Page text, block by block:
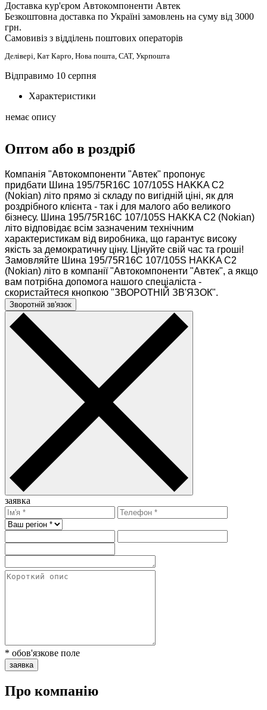
Доставка кур'єром Автокомпоненти Автек
Безкоштовна доставка по Україні замовлень на суму від 3000
грн.
Самовивіз з відділень поштових операторів
Делівері, Кат Карго, Нова пошта, САТ, Укрпошта
Відправимо 10 серпня
Характеристики
немає опису
Оптом або в роздріб
Компанія "Автокомпоненти "Автек" пропонує
придбати Шина 195/75R16C 107/105S HAKKA C2
(Nokian) літо прямо зі складу по вигідній ціні, як для
роздрібного клієнта - так і для малого або великого
бізнесу. Шина 195/75R16C 107/105S HAKKA C2 (Nokian)
літо відповідає всім зазначеним технічним
характеристикам від виробника, що гарантує високу
якість за демократичну ціну. Цінуйте свій час та гроші!
Замовляйте Шина 195/75R16C 107/105S HAKKA C2
(Nokian) літо в компанії "Автокомпоненти "Автек", а якщо
вам потрібна допомога нашого спеціаліста -
скористайтеся кнопкою "ЗВОРОТНІЙ ЗВ'ЯЗОК".
Зворотній зв'язок
заявка
* обов'язкове поле
заявка
Про компанію